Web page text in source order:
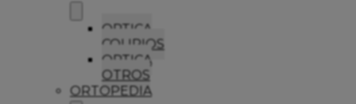
OPTICA
COLIRIOS
OPTICA
OTROS
ORTOPEDIA